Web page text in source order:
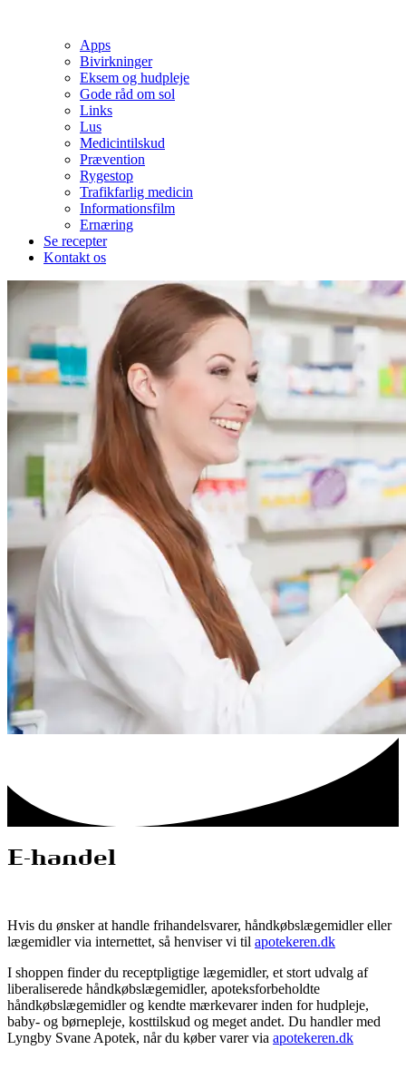
Apps
Bivirkninger
Eksem og hudpleje
Gode råd om sol
Links
Lus
Medicintilskud
Prævention
Rygestop
Trafikfarlig medicin
Informationsfilm
Ernæring
Se recepter
Kontakt os
E-handel
Hvis du ønsker at handle frihandelsvarer, håndkøbslægemidler eller
lægemidler via internettet, så henviser vi til apotekeren.dk
I shoppen finder du receptpligtige lægemidler, et stort udvalg af
liberaliserede håndkøbslægemidler, apoteksforbeholdte
håndkøbslægemidler og kendte mærkevarer inden for hudpleje,
baby- og børnepleje, kosttilskud og meget andet. Du handler med
Lyngby Svane Apotek, når du køber varer via apotekeren.dk